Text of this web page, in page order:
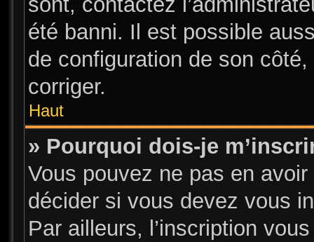
été banni. Il est possible
de configuration de son
corriger.
Haut
» Pourquoi dois-je
Vous pouvez ne pas en
décider si vous devez vous
Par ailleurs, l’inscription